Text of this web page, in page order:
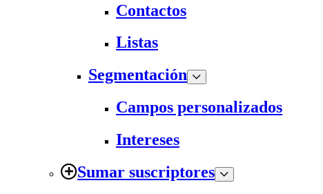
Contactos
Listas
Segmentación
Campos personalizados
Intereses
Sumar suscriptores